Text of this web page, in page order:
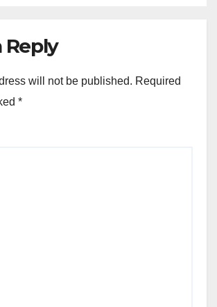
Reply
will not be published. Required
*